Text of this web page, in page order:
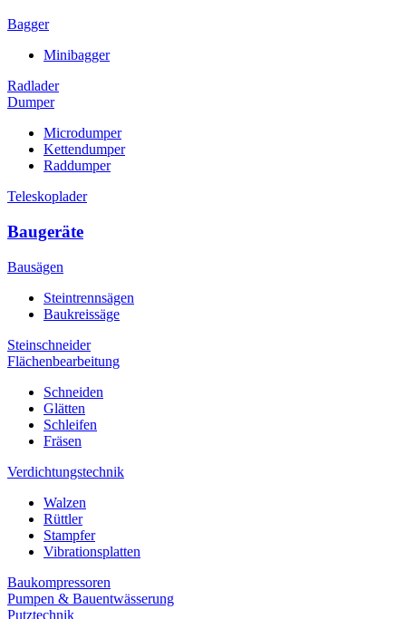
Bagger
Minibagger
Radlader
Dumper
Microdumper
Kettendumper
Raddumper
Teleskoplader
Baugeräte
Bausägen
Steintrennsägen
Baukreissäge
Steinschneider
Flächenbearbeitung
Schneiden
Glätten
Schleifen
Fräsen
Verdichtungstechnik
Walzen
Rüttler
Stampfer
Vibrationsplatten
Baukompressoren
Pumpen & Bauentwässerung
Putztechnik